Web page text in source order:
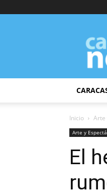
Inicio Arte
Arte y
El